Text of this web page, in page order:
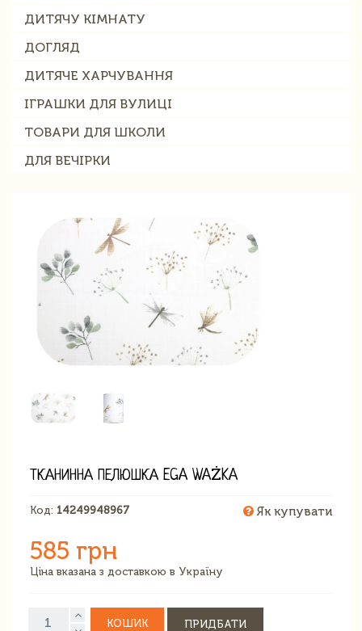
ДИТЯЧУ КІМНАТУ
ДОГЛЯД
ДИТЯЧЕ ХАРЧУВАННЯ
ІГРАШКИ ДЛЯ ВУЛИЦІ
ТОВАРИ ДЛЯ ШКОЛИ
ДЛЯ ВЕЧІРКИ
ТКАНИННА ПЕЛЮШКА EGA WAŻKA
Код: 14249948967 Як купувати
585 грн
Ціна вказана з доставкою в Україну
КОШИК ПРИДБАТИ